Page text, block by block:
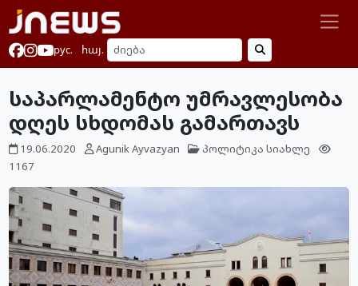
рус. հայ.
საპარლამენტო უმრავლესობა
დღეს სხდომას გამართავს
19.06.2020 Agunik Ayvazyan პოლიტიკა სიახლე
1167